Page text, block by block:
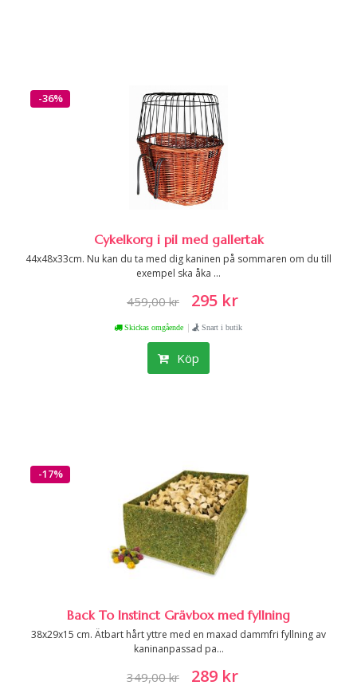
-36%
Cykelkorg i pil med gallertak
44x48x33cm. Nu kan du ta med dig kaninen på sommaren om du till
exempel ska åka ...
459,00 kr 295 kr
Skickas omgående | Snart i butik
Köp
-17%
Back To Instinct Grävbox med fyllning
38x29x15 cm. Ätbart hårt yttre med en maxad dammfri fyllning av
kaninanpassad pa...
349,00 kr 289 kr